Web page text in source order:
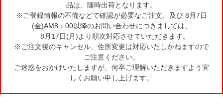
品は、随時出荷となります。
※ご登録情報の不備などで確認が必要なご注文、及び 8月7日
(金)AM8：00以降のお問い合わせにつきましては、
8月17日(月)より順次対応させていただきます。
※ご注文後のキャンセル、住所変更は対応いたしかねますので
ご注意ください。
ご迷惑をおかけいたしますが、何卒ご理解いただきますよう宜
しくお願い申し上げます。